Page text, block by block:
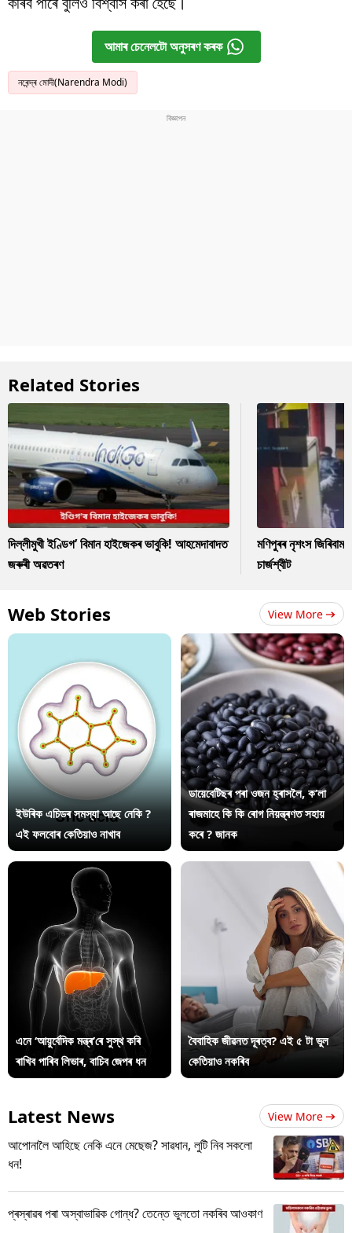
আমাৰ চেনেলটো অনুসৰণ কৰক
নৰেন্দ্ৰ মোদী(Narendra Modi)
Related Stories
দিল্লীমুখী ইণ্ডিগ’ বিমান হাইজেকৰ ভাবুকি! আহমেদাবাদত
জৰুৰী অৱতৰণ
মণিপুৰৰ নৃশংস জিৰিবাম
চাৰ্জশ্বীট
Web Stories View More
ইউৰিক এচিডৰ সমস্যা আছে নেকি ?
এই ফলবোৰ কেতিয়াও নাখাব
ডায়েবেটিছৰ পৰা ওজন হ্ৰাসলৈ, ক’লা
ৰাজমাহে কি কি ৰোগ নিয়ন্ত্ৰণত সহায়
কৰে ? জানক
এনে ‘আয়ুৰ্বেদিক মন্ত্ৰ’ৰে সুস্থ কৰি
ৰাখিব পাৰিব লিভাৰ, বাচিব জেপৰ ধন
বৈবাহিক জীৱনত দূৰত্ব? এই ৫ টা ভুল
কেতিয়াও নকৰিব
Latest News View More
আপোনালৈ আহিছে নেকি এনে মেছেজ? সাৱধান, লুটি নিব সকলো
ধন!
প্ৰস্ৰাৱৰ পৰা অস্বাভাৱিক গোন্ধ? তেন্তে ভুলতো নকৰিব আওকাণ